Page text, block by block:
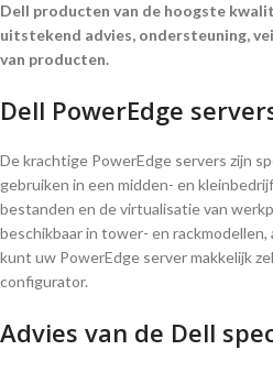
Dell producten van de hoogste
uitstekend advies, ondersteuning,
van producten.
Dell PowerEdge
De krachtige PowerEdge servers zijn
gebruiken in een midden- en
bestanden en de virtualisatie van
beschikbaar in tower- en rackmodellen,
kunt uw PowerEdge server makkelijk
configurator.
Advies van de Dell